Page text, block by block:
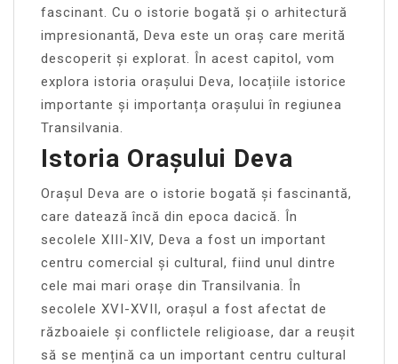
fascinant. Cu o istorie bogată și o arhitectură
impresionantă, Deva este un oraș care merită
descoperit și explorat. În acest capitol, vom
explora istoria orașului Deva, locațiile istorice
importante și importanța orașului în regiunea
Transilvania.
Istoria Orașului Deva
Orașul Deva are o istorie bogată și fascinantă,
care datează încă din epoca dacică. În
secolele XIII-XIV, Deva a fost un important
centru comercial și cultural, fiind unul dintre
cele mai mari orașe din Transilvania. În
secolele XVI-XVII, orașul a fost afectat de
războaiele și conflictele religioase, dar a reușit
să se mențină ca un important centru cultural